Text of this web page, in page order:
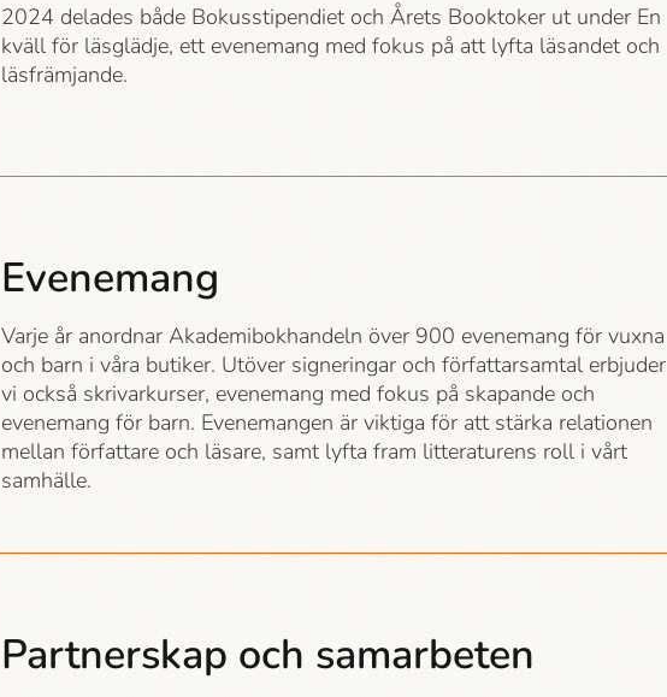
2024 delades både Bokusstipendiet och Årets Booktoker ut under En
kväll för läsglädje, ett evenemang med fokus på att lyfta läsandet och
läsfrämjande.
Evenemang
Varje år anordnar Akademi­bokhandeln över 900 evenemang för vuxna
och barn i våra butiker. Utöver signeringar och författarsamtal erbjuder
vi också skrivarkurser, evenemang med fokus på skapande och
evenemang för barn. Evenemangen är viktiga för att stärka relationen
mellan författare och läsare, samt lyfta fram litteraturens roll i vårt
samhälle.
Partnerskap och samarbeten